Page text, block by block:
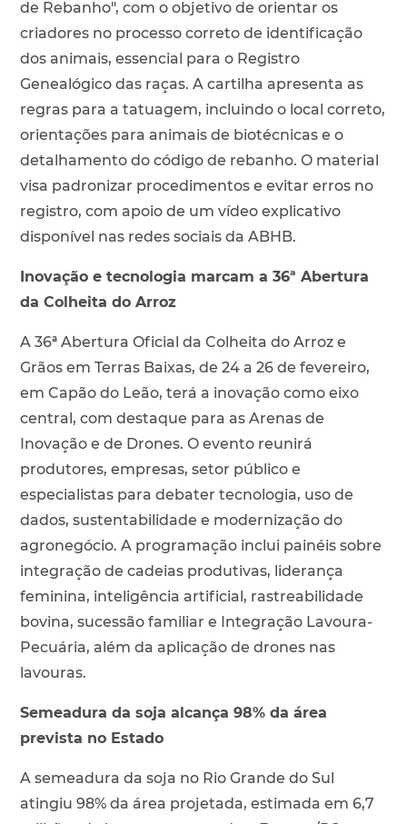
de Rebanho", com o objetivo de orientar os
criadores no processo correto de identificação
dos animais, essencial para o Registro
Genealógico das raças. A cartilha apresenta as
regras para a tatuagem, incluindo o local correto,
orientações para animais de biotécnicas e o
detalhamento do código de rebanho. O material
visa padronizar procedimentos e evitar erros no
registro, com apoio de um vídeo explicativo
disponível nas redes sociais da ABHB.
Inovação e tecnologia marcam a 36ª Abertura
da Colheita do Arroz
A 36ª Abertura Oficial da Colheita do Arroz e
Grãos em Terras Baixas, de 24 a 26 de fevereiro,
em Capão do Leão, terá a inovação como eixo
central, com destaque para as Arenas de
Inovação e de Drones. O evento reunirá
produtores, empresas, setor público e
especialistas para debater tecnologia, uso de
dados, sustentabilidade e modernização do
agronegócio. A programação inclui painéis sobre
integração de cadeias produtivas, liderança
feminina, inteligência artificial, rastreabilidade
bovina, sucessão familiar e Integração Lavoura-
Pecuária, além da aplicação de drones nas
lavouras.
Semeadura da soja alcança 98% da área
prevista no Estado
A semeadura da soja no Rio Grande do Sul
atingiu 98% da área projetada, estimada em 6,7